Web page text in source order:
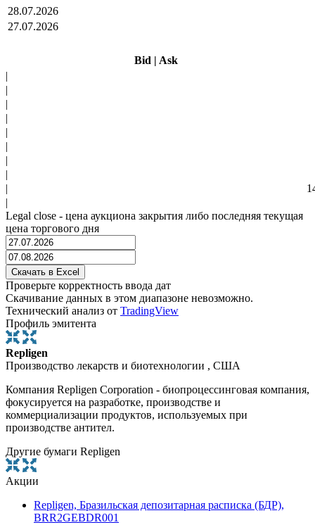
28.07.2026
27.07.2026
Bid | Ask
|
|
|
|
|
|
|
|
|
|
Legal close - цена аукциона закрытия либо последняя текущая
цена торгового дня
Проверьте корректность ввода дат
Скачивание данных в этом диапазоне невозможно.
Технический анализ от TradingView
Профиль эмитента
Repligen
Производство лекарств и биотехнологии , США
Компания Repligen Corporation - биопроцессинговая компания,
фокусируется на разработке, производстве и
коммерциализации продуктов, используемых при
производстве антител.
Другие бумаги Repligen
Акции
Repligen, Бразильская депозитарная расписка (БДР),
BRR2GEBDR001